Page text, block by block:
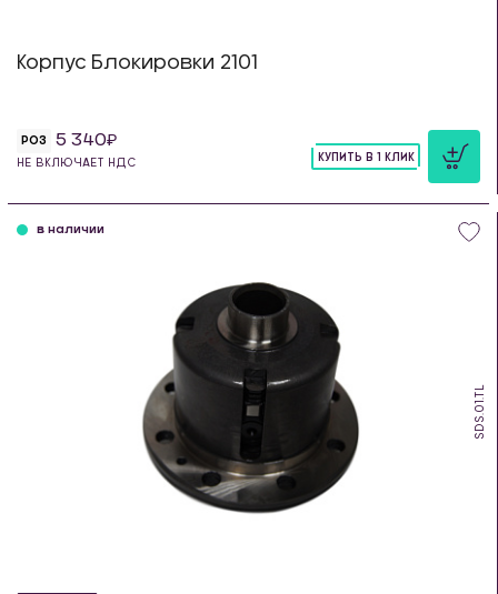
Корпус Блокировки 2101
РОЗ 5 340
НЕ ВКЛЮЧАЕТ НДС
КУПИТЬ В 1 КЛИК
SDS.01.TL
в наличии